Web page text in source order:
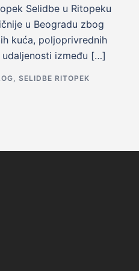
Selidbe u Ritopeku
u Beogradu zbog
kuća, poljoprivrednih
između […]
, SELIDBE RITOPEK